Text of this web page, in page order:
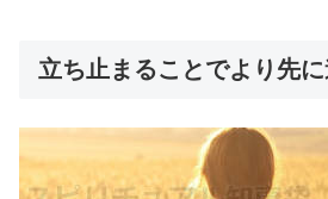
立ち止まることでより先